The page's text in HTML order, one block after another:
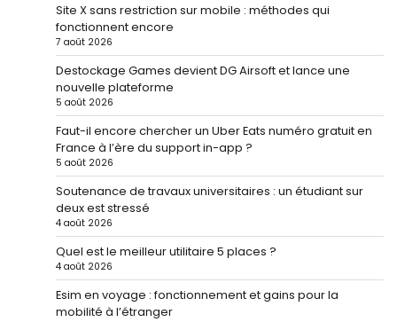
Site X sans restriction sur mobile : méthodes qui
fonctionnent encore
7 août 2026
Destockage Games devient DG Airsoft et lance une
nouvelle plateforme
5 août 2026
Faut-il encore chercher un Uber Eats numéro gratuit en
France à l’ère du support in-app ?
5 août 2026
Soutenance de travaux universitaires : un étudiant sur
deux est stressé
4 août 2026
Quel est le meilleur utilitaire 5 places ?
4 août 2026
Esim en voyage : fonctionnement et gains pour la
mobilité à l’étranger